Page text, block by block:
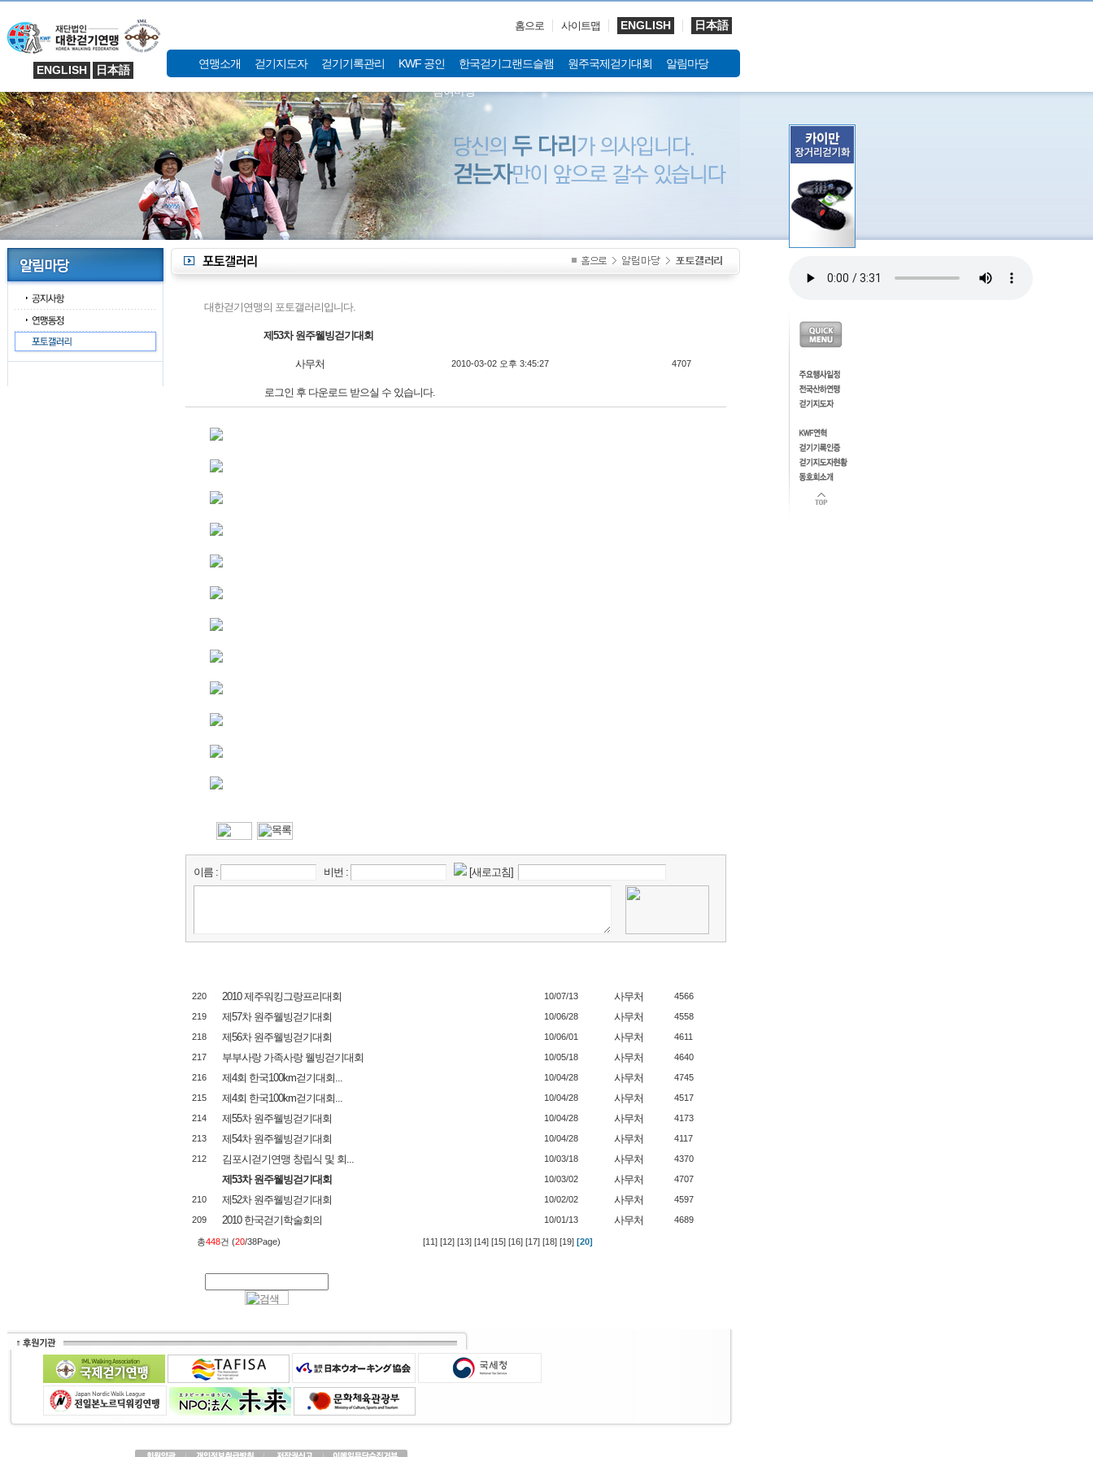
ENGLISH 日本語
홈으로 사이트맵 ENGLISH 日本語
연맹소개 걷기지도자 걷기기록관리 KWF 공인 한국걷기그랜드슬램 원주국제걷기대회 알림마당
참여마당
대한걷기연맹의 포토갤러리입니다.
제53차 원주웰빙걷기대회
사무처 2010-03-02 오후 3:45:27 4707
로그인 후 다운로드 받으실 수 있습니다.
이름 : 비번 : [새로고침]
220 2010 제주워킹그랑프리대회 10/07/13 사무처 4566
219 제57차 원주웰빙걷기대회 10/06/28 사무처 4558
218 제56차 원주웰빙걷기대회 10/06/01 사무처 4611
217 부부사랑 가족사랑 웰빙걷기대회 10/05/18 사무처 4640
216 제4회 한국100km걷기대회... 10/04/28 사무처 4745
215 제4회 한국100km걷기대회... 10/04/28 사무처 4517
214 제55차 원주웰빙걷기대회 10/04/28 사무처 4173
213 제54차 원주웰빙걷기대회 10/04/28 사무처 4117
212 김포시걷기연맹 창립식 및 회... 10/03/18 사무처 4370
제53차 원주웰빙걷기대회 10/03/02 사무처 4707
210 제52차 원주웰빙걷기대회 10/02/02 사무처 4597
209 2010 한국걷기학술회의 10/01/13 사무처 4689
총448건 (20/38Page) [11] [12] [13] [14] [15] [16] [17] [18] [19] [20]